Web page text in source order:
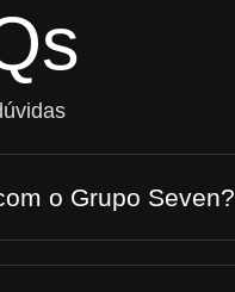
Main Content
o Grupo Seven?